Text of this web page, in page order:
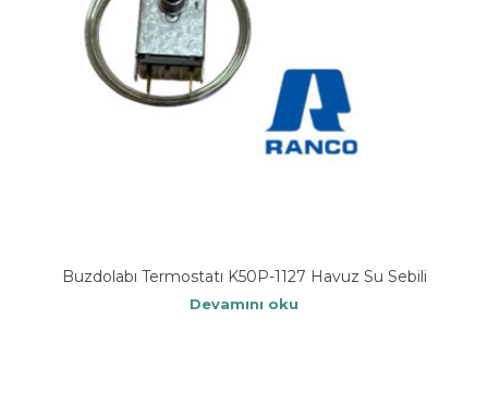
Buzdolabı Termostatı K50P-1127 Havuz Su Sebili
Devamını oku